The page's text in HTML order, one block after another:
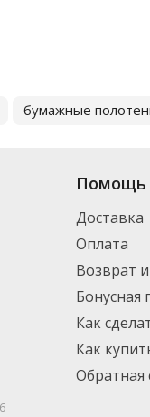
бумажные
Помощь
Доставка
Оплата
Возврат
Бонусная
Как
Как
Обратная